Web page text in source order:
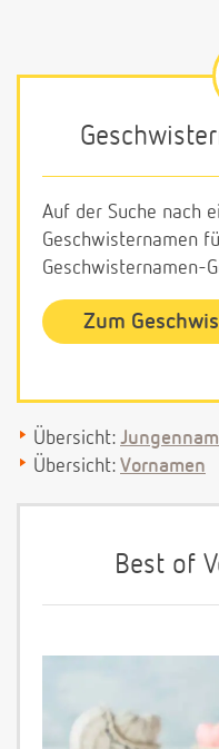
Auf der Suche nach
Geschwisternamen
Geschwisternamen-
Zum
Übersicht:
Übersicht: Vornamen
Best of